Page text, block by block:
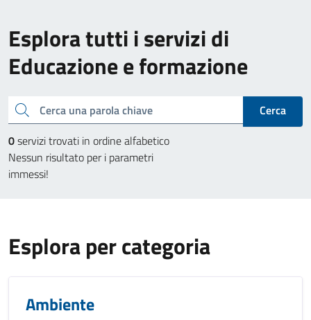
Esplora tutti i servizi di
Educazione e formazione
Cerca una parola chiave
Cerca
0servizi trovati in ordine alfabetico
Nessun risultato per i parametri
immessi!
Esplora per categoria
Ambiente